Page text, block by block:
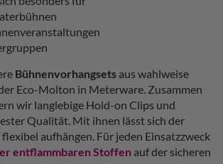
Bühnenvorhangsets aus wahlweise
Eco-Molton in Meterware. Zusammen
wir langlebige Hold-on Clips und
Qualität. Mit ihnen lässt sich der
aufhängen. Für jeden Einsatzzweck
entflammbaren Stoffen auf der sicheren